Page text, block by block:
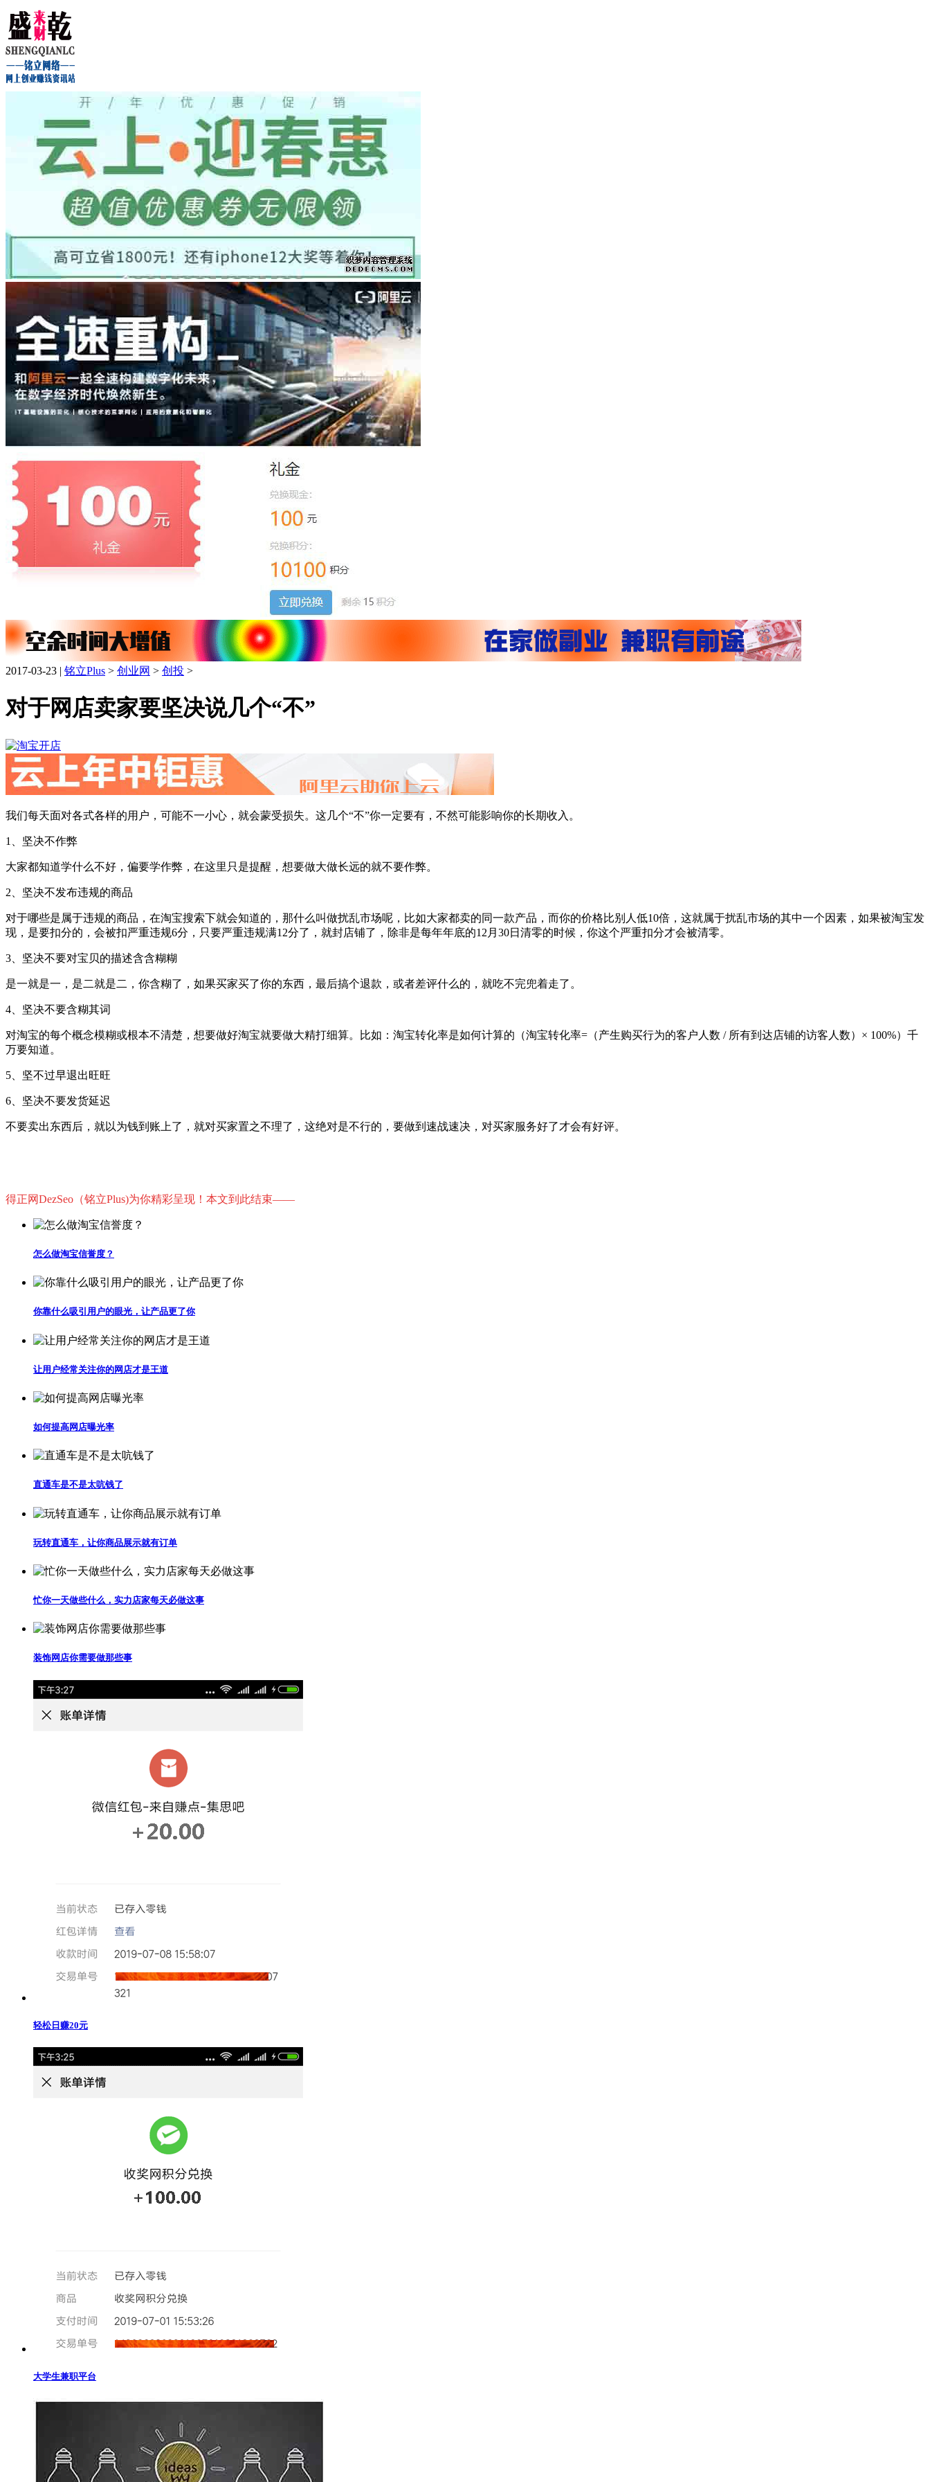
2017-03-23 | 铭立Plus > 创业网 > 创投 >
对于网店卖家要坚决说几个“不”
我们每天面对各式各样的用户，可能不一小心，就会蒙受损失。这几个“不”你一定要有，不然可能影响你的长期收入。
1、坚决不作弊
大家都知道学什么不好，偏要学作弊，在这里只是提醒，想要做大做长远的就不要作弊。
2、坚决不发布违规的商品
对于哪些是属于违规的商品，在淘宝搜索下就会知道的，那什么叫做扰乱市场呢，比如大家都卖的同一款产品，而你的价格比别人低10倍，这就属于扰乱市场的其中一个因素，如果被淘宝发
现，是要扣分的，会被扣严重违规6分，只要严重违规满12分了，就封店铺了，除非是每年年底的12月30日清零的时候，你这个严重扣分才会被清零。
3、坚决不要对宝贝的描述含含糊糊
是一就是一，是二就是二，你含糊了，如果买家买了你的东西，最后搞个退款，或者差评什么的，就吃不完兜着走了。
4、坚决不要含糊其词
对淘宝的每个概念模糊或根本不清楚，想要做好淘宝就要做大精打细算。比如：淘宝转化率是如何计算的（淘宝转化率=（产生购买行为的客户人数 / 所有到达店铺的访客人数）× 100%）千
万要知道。
5、坚不过早退出旺旺
6、坚决不要发货延迟
不要卖出东西后，就以为钱到账上了，就对买家置之不理了，这绝对是不行的，要做到速战速决，对买家服务好了才会有好评。
得正网DezSeo（铭立Plus)为你精彩呈现！本文到此结束——
怎么做淘宝信誉度？
你靠什么吸引用户的眼光，让产品更了你
让用户经常关注你的网店才是王道
如何提高网店曝光率
直通车是不是太吭钱了
玩转直通车，让你商品展示就有订单
忙你一天做些什么，实力店家每天必做这事
装饰网店你需要做那些事
轻松日赚20元
大学生兼职平台